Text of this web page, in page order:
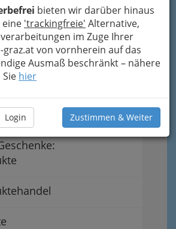
bieten wir darüber hinaus
'trackingfreie' Alternative,
im Zuge Ihrer
von vornherein auf das
Ausmaß beschränkt – nähere
hier
Login Zustimmen & Weiter